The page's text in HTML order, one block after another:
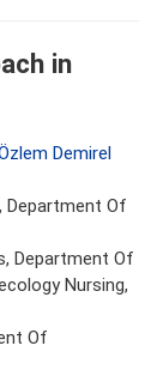
in
Demirel
Department Of
Department Of
Nursing,
Of